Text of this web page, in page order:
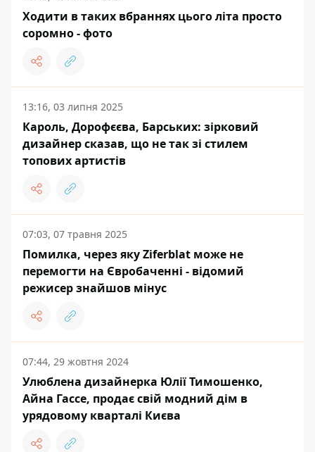
Ходити в таких вбраннях цього літа просто
соромно - фото
13:16, 03 липня 2025
Кароль, Дорофєєва, Барських: зірковий
дизайнер сказав, що не так зі стилем
топових артистів
07:03, 07 травня 2025
Помилка, через яку Ziferblat може не
перемогти на Євробаченні - відомий
режисер знайшов мінус
07:44, 29 жовтня 2024
Улюблена дизайнерка Юлії Тимошенко,
Айна Гассе, продає свій модний дім в
урядовому кварталі Києва